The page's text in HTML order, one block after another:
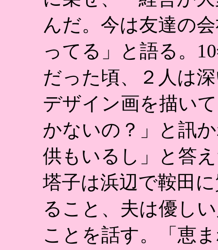
んだ。今は友達の
ってる」と語る。
だった頃、２人は
デザイン画を描い
かないの？」と訊
供もいるし」と答
塔子は浜辺で鞍田
ること、夫は優し
ことを話す。「恵